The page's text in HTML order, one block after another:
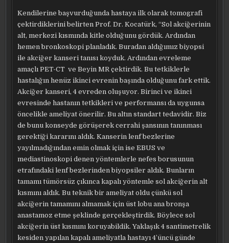
Kendilerine başvurduğunda hastaya ilk olarak tomografi
çektirdiklerini belirten Prof. Dr. Kocatürk, “Sol akciğerinin
alt, merkezi kısmında kitle olduğunu gördük. Ardından
hemen bronkoskopi planladık. Buradan aldığımız biyopsi
ile akciğer kanseri tanısı koyduk. Ardından evreleme
amaçlı PET-CT ve Beyin MR çektirdik. Bu tetkiklerle
hastalığın henüz ikinci evrenin başında olduğunu fark ettik.
Akciğer kanseri, 4 evreden oluşuyor. Birinci ve ikinci
evresinde hastanın tetkikleri ve performansı da uygunsa
öncelikle ameliyat önerilir. Bu altın standart tedavidir. Biz
de bunu konseyde görüşerek cerrahi şansının tanınması
gerektiği kararını aldık. Kanserin lenf bezlerine
yayılmadığından emin olmak için ise EBUS ve
mediastinoskopi denen yöntemlerle nefes borusunun
etrafındaki lenf bezlerinden biyopsiler aldık. Bunların
tamamı tümörsüz çıkınca kapalı yöntemle sol akciğerin alt
kısmını aldık. Bu teknik bir ameliyat oldu çünkü sol
akciğerin tamamını almamak için üst lobu ana bronşa
anastamoz etme şeklinde gerçekleştirdik. Böylece sol
akciğerin üst kısmını koruyabildik. Yaklaşık 4 santimetrelik
kesiden yapılan kapalı ameliyatla hastayı 4’üncü günde